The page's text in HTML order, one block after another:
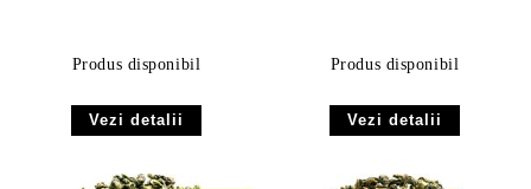
Produs disponibil
Vezi detalii
Produs disponibil
Vezi detalii